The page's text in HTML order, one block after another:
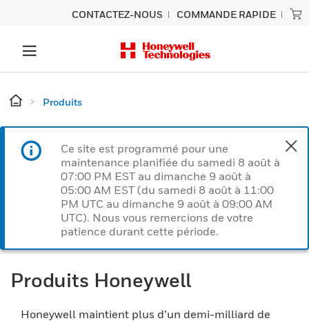
CONTACTEZ-NOUS COMMANDE RAPIDE
Produits
Ce site est programmé pour une
maintenance planifiée du samedi 8 août à
07:00 PM EST au dimanche 9 août à
05:00 AM EST (du samedi 8 août à 11:00
PM UTC au dimanche 9 août à 09:00 AM
UTC). Nous vous remercions de votre
patience durant cette période.
Produits Honeywell
Honeywell maintient plus d’un demi-milliard de